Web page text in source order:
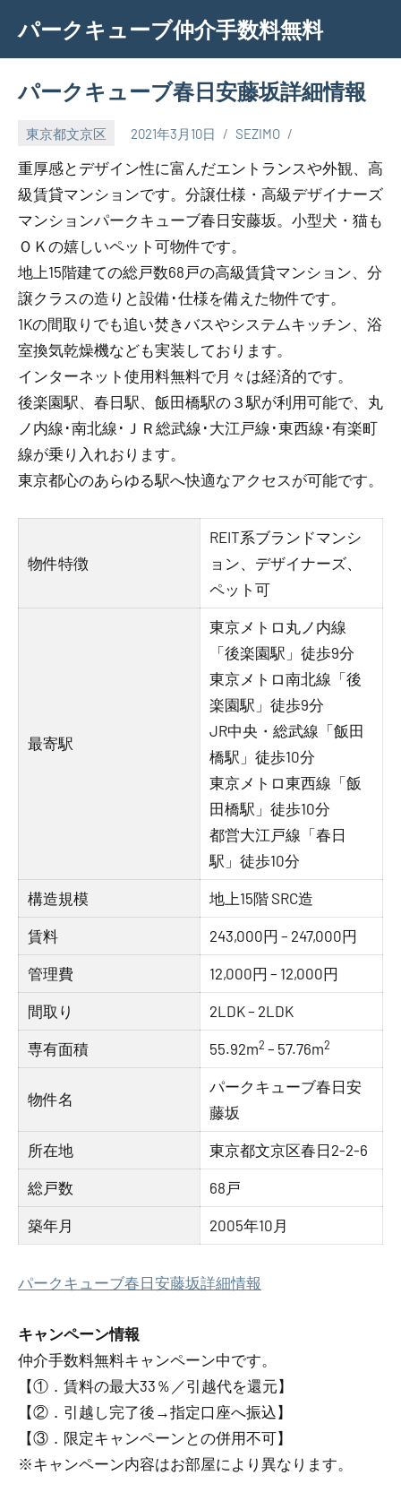
content
パークキューブ仲介手数料無料
パークキューブ春日安藤坂詳細情報
東京都文京区 2021年3月10日 SEZIMO
重厚感とデザイン性に富んだエントランスや外観、高
級賃貸マンションです。分譲仕様・高級デザイナーズ
マンションパークキューブ春日安藤坂。小型犬・猫も
ＯＫの嬉しいペット可物件です。
地上15階建ての総戸数68戸の高級賃貸マンション、分
譲クラスの造りと設備･仕様を備えた物件です。
1Kの間取りでも追い焚きバスやシステムキッチン、浴
室換気乾燥機なども実装しております。
インターネット使用料無料で月々は経済的です。
後楽園駅、春日駅、飯田橋駅の３駅が利用可能で、丸
ノ内線･南北線･ＪＲ総武線･大江戸線･東西線･有楽町
線が乗り入れおります。
東京都心のあらゆる駅へ快適なアクセスが可能です。
物件特徴
REIT系ブランドマンシ
ョン、デザイナーズ、
ペット可
最寄駅
東京メトロ丸ノ内線
「後楽園駅」徒歩9分
東京メトロ南北線「後
楽園駅」徒歩9分
JR中央・総武線「飯田
橋駅」徒歩10分
東京メトロ東西線「飯
田橋駅」徒歩10分
都営大江戸線「春日
駅」徒歩10分
構造規模 地上15階 SRC造
賃料 243,000円 – 247,000円
管理費 12,000円 – 12,000円
間取り 2LDK – 2LDK
専有面積 55.92m2 – 57.76m2
物件名
パークキューブ春日安
藤坂
所在地 東京都文京区春日2-2-6
総戸数 68戸
築年月 2005年10月
パークキューブ春日安藤坂詳細情報
キャンペーン情報
仲介手数料無料キャンペーン中です。
【①．賃料の最大33％／引越代を還元】
【②．引越し完了後→指定口座へ振込】
【③．限定キャンペーンとの併用不可】
※キャンペーン内容はお部屋により異なります。